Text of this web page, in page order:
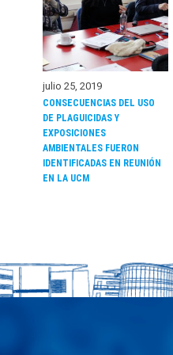
julio 25, 2019
CONSECUENCIAS DEL USO
DE PLAGUICIDAS Y
EXPOSICIONES
AMBIENTALES FUERON
IDENTIFICADAS EN REUNIÓN
EN LA UCM